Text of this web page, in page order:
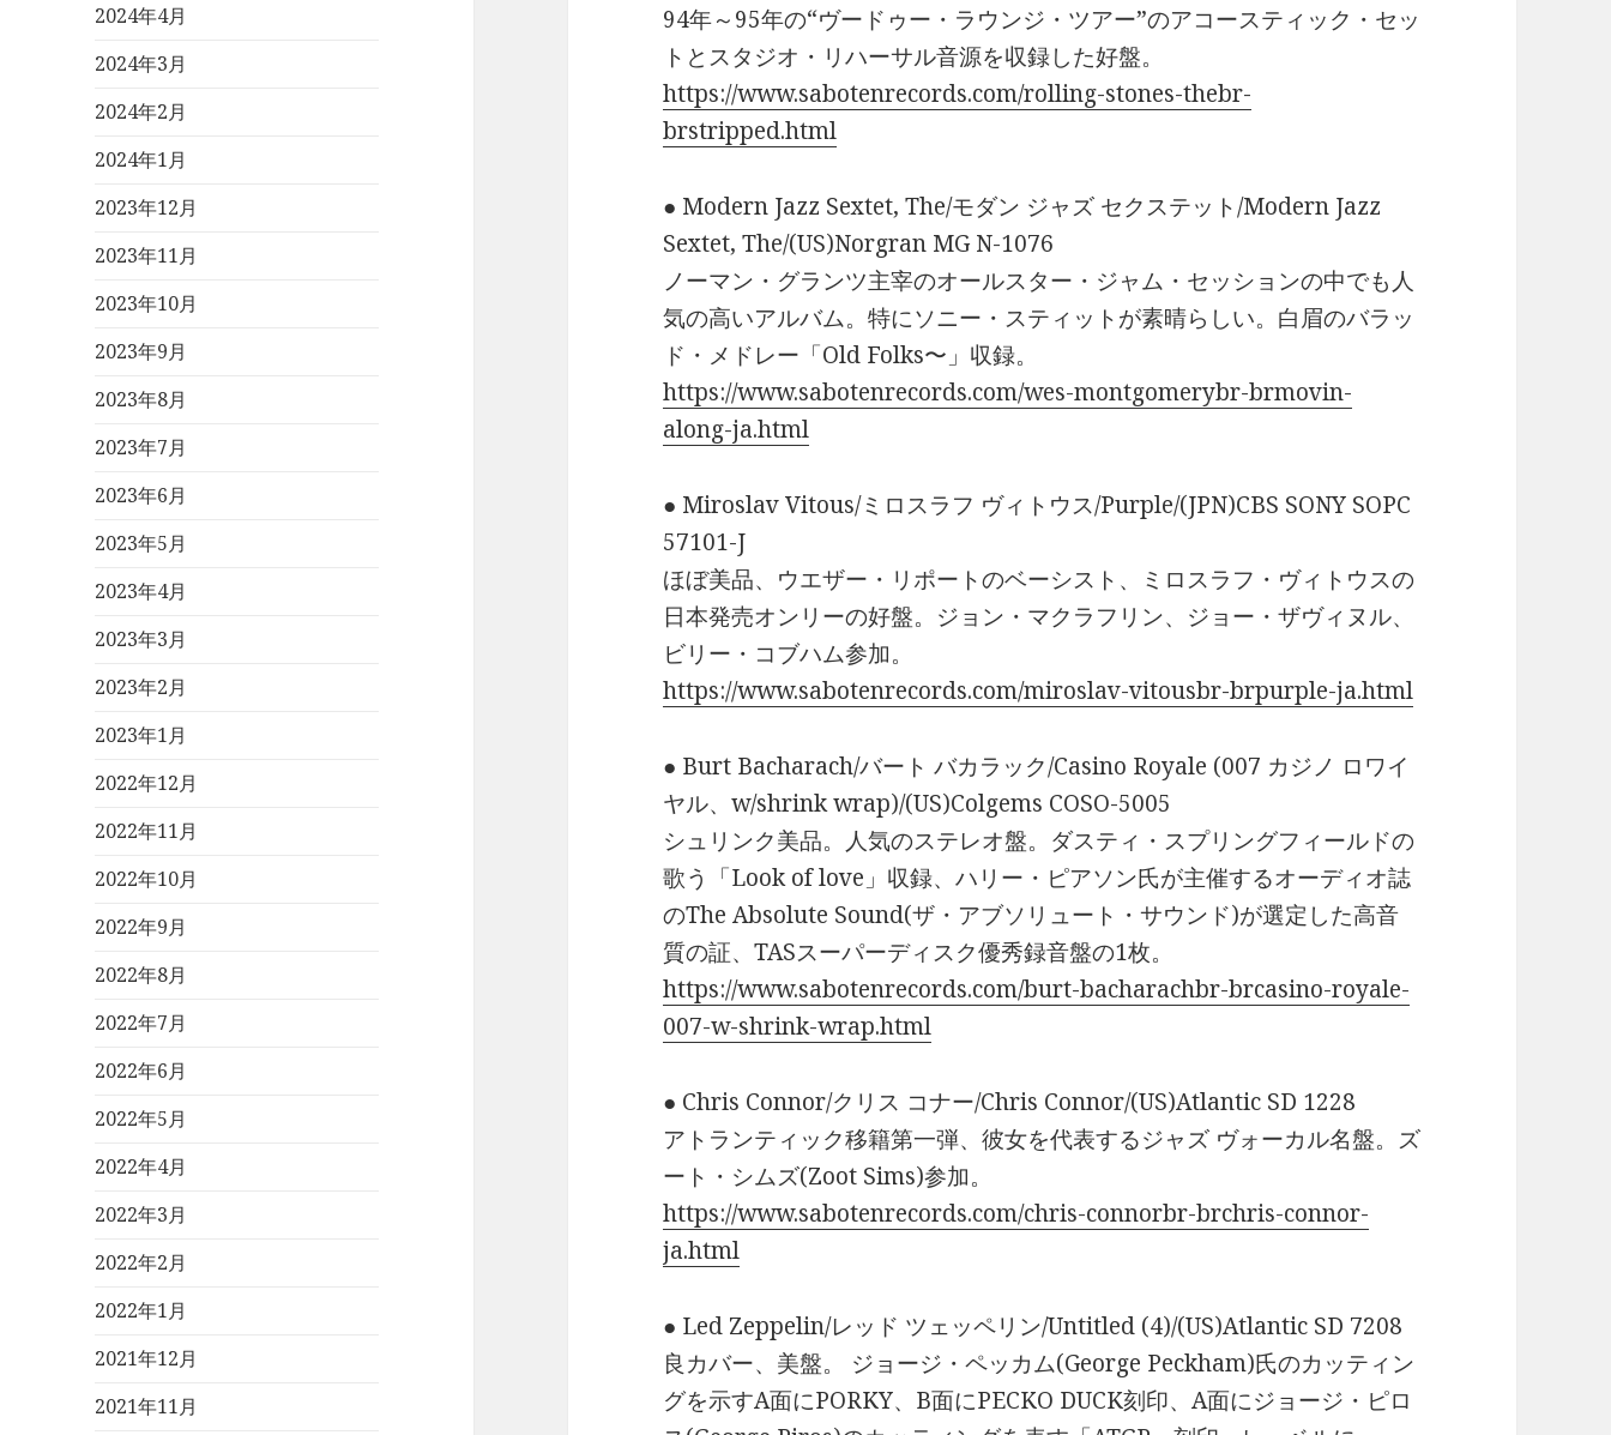
2024年4月
2024年3月
2024年2月
2024年1月
2023年12月
2023年11月
2023年10月
2023年9月
2023年8月
2023年7月
2023年6月
2023年5月
2023年4月
2023年3月
2023年2月
2023年1月
2022年12月
2022年11月
2022年10月
2022年9月
2022年8月
2022年7月
2022年6月
2022年5月
2022年4月
2022年3月
2022年2月
2022年1月
2021年12月
2021年11月
94年～95年の“ヴードゥー・ラウンジ・ツアー”のアコースティック・セッ
トとスタジオ・リハーサル音源を収録した好盤。
https://www.sabotenrecords.com/rolling-stones-thebr-
brstripped.html
● Modern Jazz Sextet, The/モダン ジャズ セクステット/Modern Jazz
Sextet, The/(US)Norgran MG N-1076
ノーマン・グランツ主宰のオールスター・ジャム・セッションの中でも人
気の高いアルバム。特にソニー・スティットが素晴らしい。白眉のバラッ
ド・メドレー「Old Folks〜」収録。
https://www.sabotenrecords.com/wes-montgomerybr-brmovin-
along-ja.html
● Miroslav Vitous/ミロスラフ ヴィトウス/Purple/(JPN)CBS SONY SOPC
57101-J
ほぼ美品、ウエザー・リポートのベーシスト、ミロスラフ・ヴィトウスの
日本発売オンリーの好盤。ジョン・マクラフリン、ジョー・ザヴィヌル、
ビリー・コブハム参加。
https://www.sabotenrecords.com/miroslav-vitousbr-brpurple-ja.html
● Burt Bacharach/バート バカラック/Casino Royale (007 カジノ ロワイ
ヤル、w/shrink wrap)/(US)Colgems COSO-5005
シュリンク美品。人気のステレオ盤。ダスティ・スプリングフィールドの
歌う「Look of love」収録、ハリー・ピアソン氏が主催するオーディオ誌
のThe Absolute Sound(ザ・アブソリュート・サウンド)が選定した高音
質の証、TASスーパーディスク優秀録音盤の1枚。
https://www.sabotenrecords.com/burt-bacharachbr-brcasino-royale-
007-w-shrink-wrap.html
● Chris Connor/クリス コナー/Chris Connor/(US)Atlantic SD 1228
アトランティック移籍第一弾、彼女を代表するジャズ ヴォーカル名盤。ズ
ート・シムズ(Zoot Sims)参加。
https://www.sabotenrecords.com/chris-connorbr-brchris-connor-
ja.html
● Led Zeppelin/レッド ツェッペリン/Untitled (4)/(US)Atlantic SD 7208
良カバー、美盤。 ジョージ・ペッカム(George Peckham)氏のカッティン
グを示すA面にPORKY、B面にPECKO DUCK刻印、A面にジョージ・ピロ